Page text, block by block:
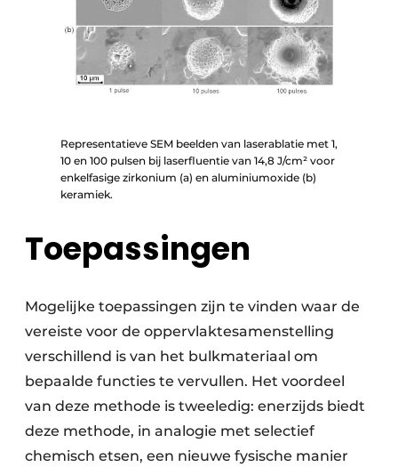
Representatieve SEM beelden van laserablatie met 1,
10 en 100 pulsen bij laserfluentie van 14,8 J/cm² voor
enkelfasige zirkonium (a) en aluminiumoxide (b)
keramiek.
Toepassingen
Mogelijke toepassingen zijn te vinden waar de
vereiste voor de oppervlaktesamenstelling
verschillend is van het bulkmateriaal om
bepaalde functies te vervullen. Het voordeel
van deze methode is tweeledig: enerzijds biedt
deze methode, in analogie met selectief
chemisch etsen, een nieuwe fysische manier